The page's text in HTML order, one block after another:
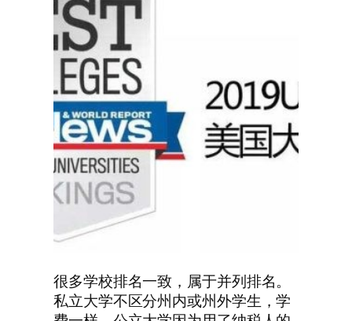
很多学校排名一致，属于并列排名。
私立大学不区分州内或州外学生，学